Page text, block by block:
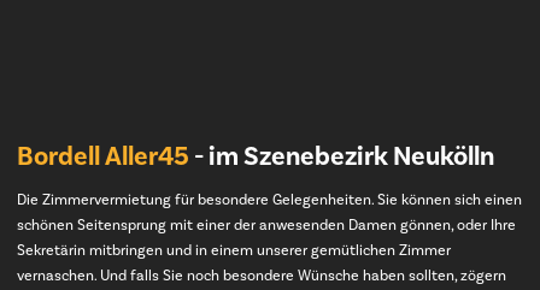
Bordell Aller45 - im Szenebezirk Neukölln
Die Zimmervermietung für besondere Gelegenheiten. Sie können sich einen
schönen Seitensprung mit einer der anwesenden Damen gönnen, oder Ihre
Sekretärin mitbringen und in einem unserer gemütlichen Zimmer
vernaschen. Und falls Sie noch besondere Wünsche haben sollten, zögern